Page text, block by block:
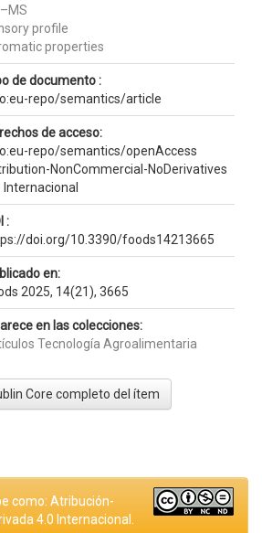
profile
properties
de documento :
repo/semantics/article
de acceso:
repo/semantics/openAccess
NonCommercial-NoDerivatives
Internacional
:
doi.org/10.3390/foods14213665
en:
2025, 14(21), 3665
en las colecciones:
Tecnología Agroalimentaria
Core completo del ítem
como: Atribución-
4.0 Internacional.